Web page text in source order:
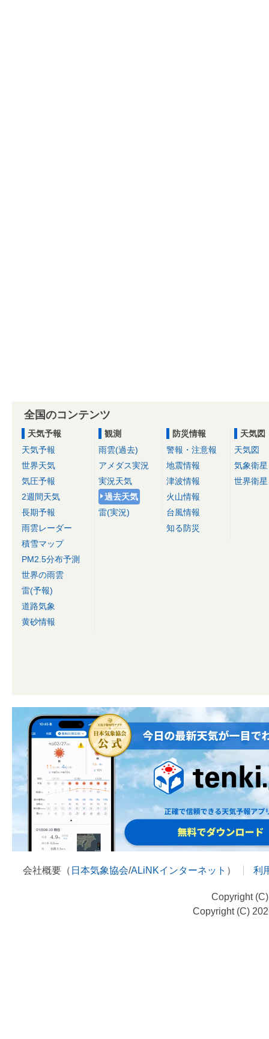
全国のコンテンツ
天気予報
天気予報
世界天気
気圧予報
2週間天気
長期予報
雨雲レーダー
積雪マップ
PM2.5分布予測
世界の雨雲
雷(予報)
道路気象
黄砂情報
観測
雨雲(過去)
アメダス実況
実況天気
過去天気
雷(実況)
防災情報
警報・注意報
地震情報
津波情報
火山情報
台風情報
知る防災
天気図
天気図
気象衛星
世界衛星
会社概要（ 日本気象協会/ALiNKインターネット ） 利
Copyright
Copyright (C)